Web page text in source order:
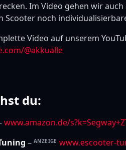
Im Video gehen wir
Scooter noch
Video auf unserem
@akkualle
du:
www.amazon.de/
– ANZEIGE www.escooter-